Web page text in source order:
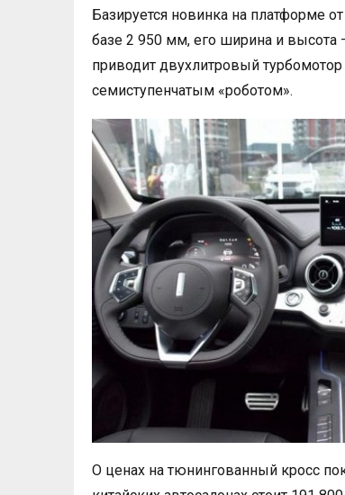
Базируется новинка на платформе
базе 2 950 мм, его ширина и
приводит двухлитровый
семиступенчатым «роботом».
О ценах на тюнингованный кросс